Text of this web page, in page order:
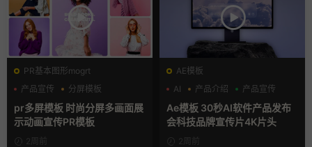
PR基本图形mogrt
产品宣传
分屏模板
品牌宣传
pr多屏模板 时尚分屏多画面展
示动画宣传PR模板
2周前
AE模板
AI
产品介绍 产品宣传
Ae模板 30秒AI软件产品发布
会科技品牌宣传片4K片头
2周前